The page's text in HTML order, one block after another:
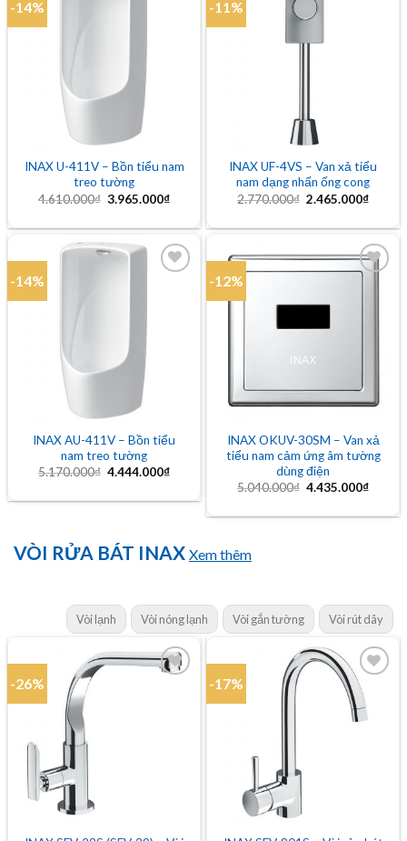
-14%
INAX U-411V – Bồn tiểu nam
treo tường
4.610.000₫ Giá
4.610.000₫.
3.965.000₫Giá
là:
3.965.000₫.
-11%
INAX UF-4VS – Van xả tiểu
nam dạng nhấn ống cong
2.770.000₫ Giá
2.770.000₫.
2.465.000₫Giá
là:
-14%
INAX AU-411V – Bồn tiểu
nam treo tường
5.170.000₫ Giá
5.170.000₫.
4.444.000₫Giá
là:
4.444.000₫.
-12%
INAX OKUV-30SM – Van xả
tiểu nam cảm ứng âm tường
dùng điện
5.040.000₫ Giá
5.040.000₫.
4.435.000₫Giá
là:
VÒI RỬA BÁT INAX Xem thêm
Vòi lạnh Vòi nóng lạnh Vòi gắn tường Vòi rút dây
-26% -17%
Add to